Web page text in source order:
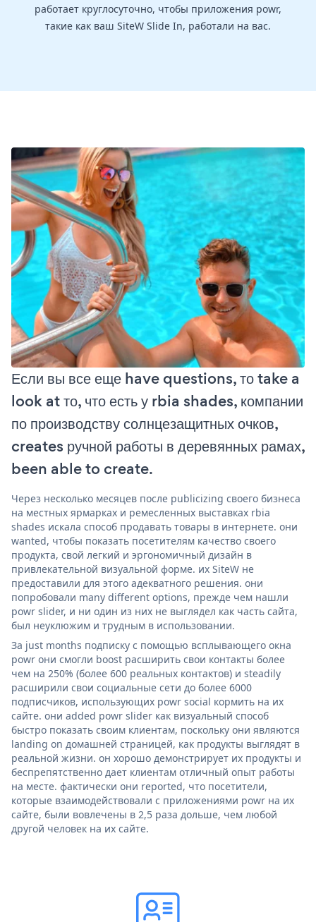
работает круглосуточно, чтобы приложения powr,
такие как ваш SiteW Slide In, работали на вас.
Если вы все еще have questions, то take a
look at то, что есть у rbia shades, компании
по производству солнцезащитных очков,
creates ручной работы в деревянных рамах,
been able to create.
Через несколько месяцев после publicizing своего бизнеса
на местных ярмарках и ремесленных выставках rbia
shades искала способ продавать товары в интернете. они
wanted, чтобы показать посетителям качество своего
продукта, свой легкий и эргономичный дизайн в
привлекательной визуальной форме. их SiteW не
предоставили для этого адекватного решения. они
попробовали many different options, прежде чем нашли
powr slider, и ни один из них не выглядел как часть сайта,
был неуклюжим и трудным в использовании.
За just months подписку с помощью всплывающего окна
powr они смогли boost расширить свои контакты более
чем на 250% (более 600 реальных контактов) и steadily
расширили свои социальные сети до более 6000
подписчиков, использующих powr social кормить на их
сайте. они added powr slider как визуальный способ
быстро показать своим клиентам, поскольку они являются
landing on домашней страницей, как продукты выглядят в
реальной жизни. он хорошо демонстрирует их продукты и
беспрепятственно дает клиентам отличный опыт работы
на месте. фактически они reported, что посетители,
которые взаимодействовали с приложениями powr на их
сайте, были вовлечены в 2,5 раза дольше, чем любой
другой человек на их сайте.